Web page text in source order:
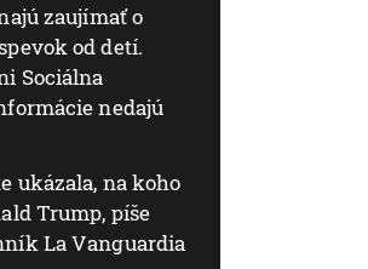
zaujímať o
od detí.
Sociálna
nedajú
ukázala, na koho
Trump, píše
La Vanguardia